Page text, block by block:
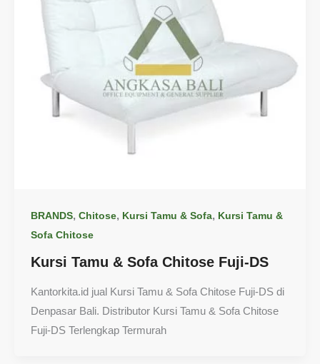
BRANDS, Chitose, Kursi Tamu & Sofa, Kursi Tamu &
Sofa Chitose
Kursi Tamu & Sofa Chitose Fuji-DS
Kantorkita.id jual Kursi Tamu & Sofa Chitose Fuji-DS di
Denpasar Bali. Distributor Kursi Tamu & Sofa Chitose
Fuji-DS Terlengkap Termurah